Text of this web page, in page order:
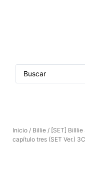
Inicio / Billie / [SET] Billlie
capítulo tres (SET Ver.)